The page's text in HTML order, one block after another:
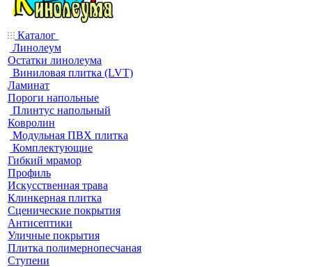
Каталог
Линолеум
Остатки линолеума
Виниловая плитка (LVT)
Ламинат
Пороги напольные
Плинтус напольный
Ковролин
Модульная ПВХ плитка
Комплектующие
Гибкий мрамор
Профиль
Искусственная трава
Клинкерная плитка
Сценические покрытия
Антисептики
Уличные покрытия
Плитка полимернопесчаная
Ступени